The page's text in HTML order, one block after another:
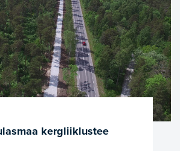
kergliiklustee